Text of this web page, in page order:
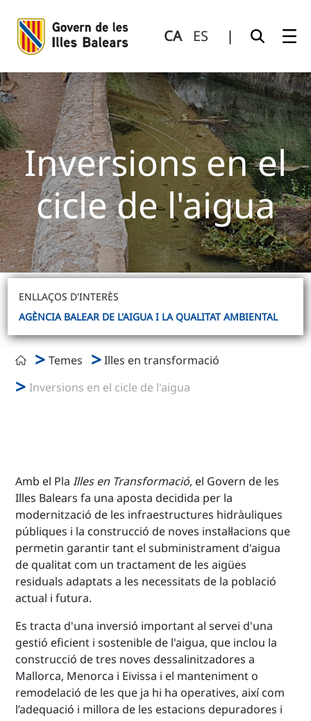
CA ES |
Inversions en el
cicle de l'aigua
ENLLAÇOS D'INTERÈS
AGÈNCIA BALEAR DE L'AIGUA I LA QUALITAT AMBIENTAL
Temes
Illes en transformació
Inversions en el cicle de l'aigua
Amb el PlaIlles en Transformació, el Govern de les
Illes Balears fa una aposta decidida per la
modernització de les infraestructures hidràuliques
públiques i la construcció de noves instal·lacions que
permetin garantir tant el subministrament d'aigua
de qualitat com un tractament de les aigües
residuals adaptats a les necessitats de la població
actual i futura.
Es tracta d'una inversió important al servei d'una
gestió eficient i sostenible de l'aigua, que inclou la
construcció de tres noves dessalinitzadores a
Mallorca, Menorca i Eivissa i el manteniment o
remodelació de les que ja hi ha operatives, així com
l’adequació i millora de les estacions depuradores i